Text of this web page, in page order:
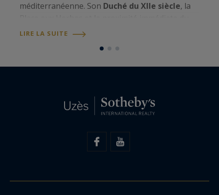
méditerranéenne. Son Duché du XIIe siècle, la
Pont du Gard UNESCO
LIRE LA SUITE